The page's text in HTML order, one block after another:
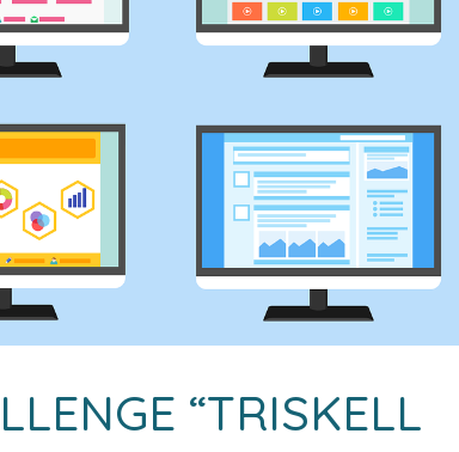
“TRISKELL